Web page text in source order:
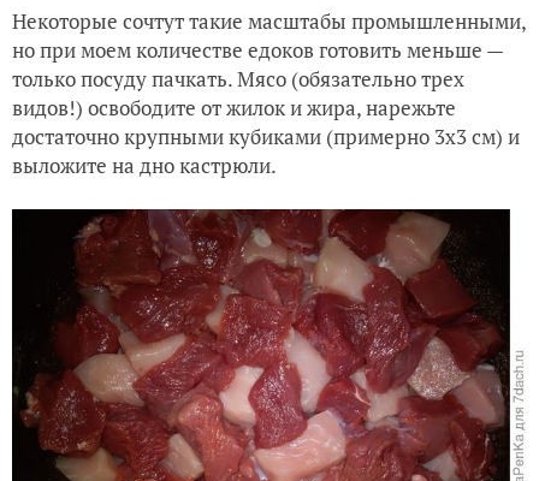
Некоторые сочтут такие масштабы промышленными,
но при моем количестве едоков готовить меньше —
только посуду пачкать. Мясо (обязательно трех
видов!) освободите от жилок и жира, нарежьте
достаточно крупными кубиками (примерно 3х3 см) и
выложите на дно кастрюли.